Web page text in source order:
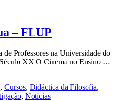
– FLUP
de Professores na Universidade do
XX O Cinema no Ensino …
, Cursos, Didáctica da Filosofia,
, Notícias